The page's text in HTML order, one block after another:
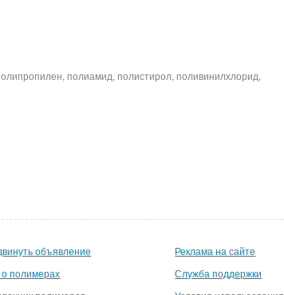
полиамид, полистирол, поливинилхлорид,
объявление
о полимерах
Реклама на сайте
Служба поддержки